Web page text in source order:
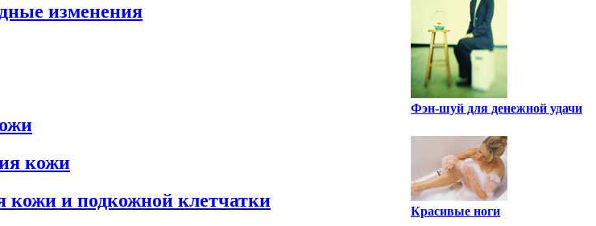
изменения
кожи
кожи и подкожной клетчатки
Фэн-шуй для денежной удачи
Красивые ноги